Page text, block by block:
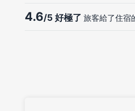
4.6/5 好極了 旅客給了住宿